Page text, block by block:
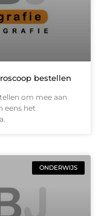
bestellen
om mee aan
eens het
ONDERWIJS